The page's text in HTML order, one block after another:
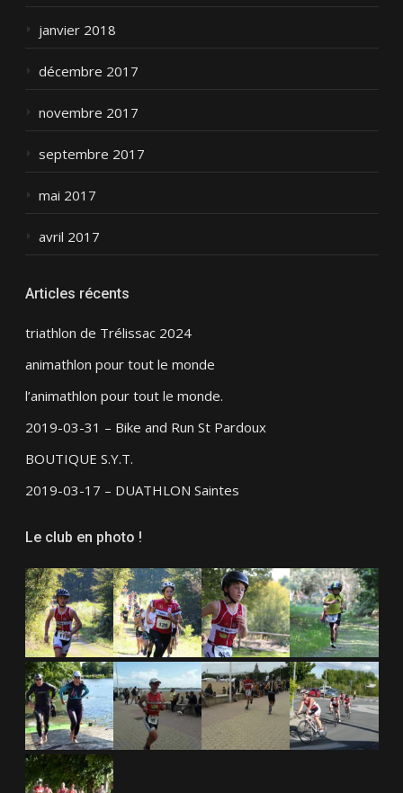
janvier 2018
décembre 2017
novembre 2017
septembre 2017
mai 2017
avril 2017
Articles récents
triathlon de Trélissac 2024
animathlon pour tout le monde
l’animathlon pour tout le monde.
2019-03-31 – Bike and Run St Pardoux
BOUTIQUE S.Y.T.
2019-03-17 – DUATHLON Saintes
Le club en photo !